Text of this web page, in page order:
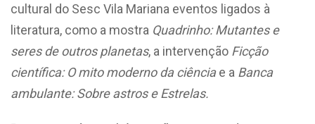
cultural do Sesc Vila Mariana eventos ligados à
literatura, como a mostra Quadrinho: Mutantes e
seres de outros planetas, a intervenção Ficção
científica: O mito moderno da ciênciae a Banca
ambulante: Sobre astros e Estrelas.